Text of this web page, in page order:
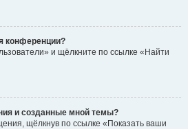
конференции?
и щёлкните по ссылке «Найти
и созданные мной темы?
щёлкнув по ссылке «Показать ваши